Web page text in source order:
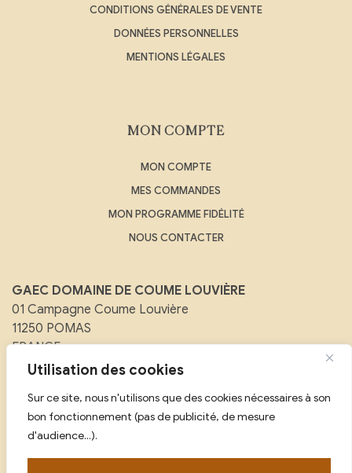
Utilisation des cookies
Sur ce site, nous n'utilisons que des cookies nécessaires à son
bon fonctionnement (pas de publicité, de mesure
d'audience...).
CONDITIONS GÉNÉRALES DE VENTE
DONNÉES PERSONNELLES
MENTIONS LÉGALES
MON COMPTE
MON COMPTE
MES COMMANDES
MON PROGRAMME FIDÉLITÉ
NOUS CONTACTER
GAEC DOMAINE DE COUME LOUVIÈRE
01 Campagne Coume Louvière
11250 POMAS
FRANCE
Email : contact@domainedecoumelouviere.com
Tél :
07 88 08 25 59